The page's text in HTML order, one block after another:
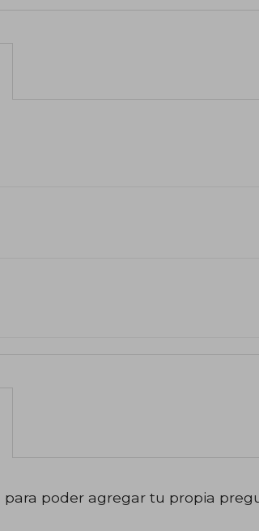
para poder agregar tu propia